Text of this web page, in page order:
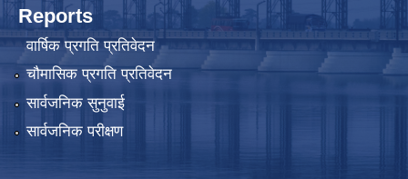
Reports
वार्षिक प्रगति प्रतिवेदन
चौमासिक प्रगति प्रतिवेदन
सार्वजनिक सुनुवाई
सार्वजनिक परीक्षण